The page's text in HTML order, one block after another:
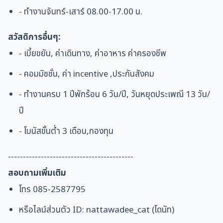
- ทำงานจันทร์-เสาร์ 08.00-17.00 น.
สวัสดิการอื่นๆ:
- เบี้ยขยัน, ค่าเดินทาง, ค่าอาหาร ค่าครองชีพ
- คอมมิชชั่น, ค่า incentive ,ประกันสังคม
- ทำงานครบ 1 ปีพักร้อน 6 วัน/ปี, วันหยุดประเพณี 13 วัน/
ปี
- โบนัสขั้นต่ำ 3 เดือน,กองทุน
------------------------------------------
สอบถามเพิ่มเติม
โทร 085-2587795
หรือไลน์ส่วนตัว ID: nattawadee_cat (โดนัท)